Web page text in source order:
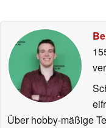
Über hobby-mäßige